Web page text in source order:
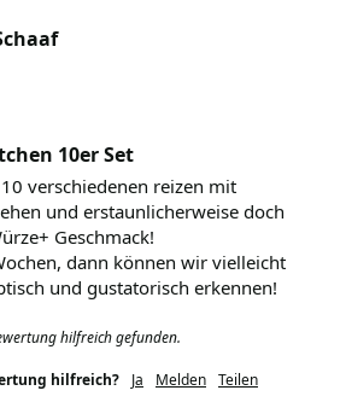
10er Set
verschiedenen reizen mit
und erstaunlicherweise doch
Geschmack!
dann können wir vielleicht
und gustatorisch erkennen!
hilfreich gefunden.
hilfreich? Ja Melden Teilen